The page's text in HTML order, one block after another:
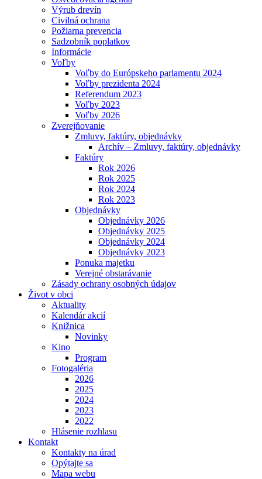
Výrub drevín
Civilná ochrana
Požiarna prevencia
Sadzobník poplatkov
Informácie
Voľby
Voľby do Európskeho parlamentu 2024
Voľby prezidenta 2024
Referendum 2023
Voľby 2023
Voľby 2026
Zverejňovanie
Zmluvy, faktúry, objednávky
Archív – Zmluvy, faktúry, objednávky
Faktúry
Rok 2026
Rok 2025
Rok 2024
Rok 2023
Objednávky
Objednávky 2026
Objednávky 2025
Objednávky 2024
Objednávky 2023
Ponuka majetku
Verejné obstarávanie
Zásady ochrany osobných údajov
Život v obci
Aktuality
Kalendár akcií
Knižnica
Novinky
Kino
Program
Fotogaléria
2026
2025
2024
2023
2022
Hlásenie rozhlasu
Kontakt
Kontakty na úrad
Opýtajte sa
Mapa webu